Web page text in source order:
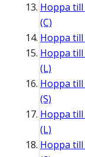
Hoppa till
(C)
Hoppa till
Hoppa till
(L)
Hoppa till
(S)
Hoppa till
(L)
Hoppa till